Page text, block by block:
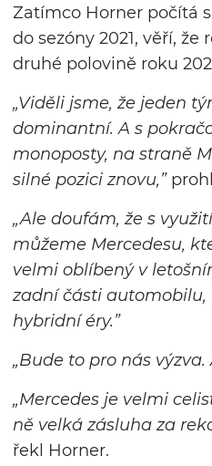
Zatímco Horner počítá
do sezóny 2021, věří,
druhé polovině roku
„Viděli jsme, že jeden
dominantní. A s
monoposty, na straně
silné pozici znovu,”
„Ale doufám, že s
můžeme Mercedesu,
velmi oblíbený v
zadní části
hybridní éry.”
„Bude to pro nás
„Mercedes je velmi
ně velká zásluha za
řekl Horner.